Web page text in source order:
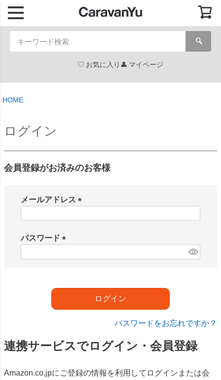
🔍
お気に入り マイページ
HOME
ログイン
会員登録がお済みのお客様
メールアドレス
パスワード
)
ログイン
パスワードをお忘れですか？
連携サービスでログイン・会員登録
Amazon.co.jpにご登録の情報を利用してログインまたは会